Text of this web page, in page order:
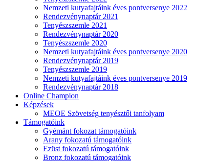
Nemzeti kutyafajtáink éves pontversenye 2022
Rendezvénynaptár 2021
Tenyészszemle 2021
Rendezvénynaptár 2020
Tenyészszemle 2020
Nemzeti kutyafajtáink éves pontversenye 2020
Rendezvénynaptár 2019
Tenyészszemle 2019
Nemzeti kutyafajtáink éves pontversenye 2019
Rendezvénynaptár 2018
Online Champion
Képzések
MEOE Szövetség tenyésztői tanfolyam
Támogatóink
Gyémánt fokozat támogatóink
Arany fokozatú támogatóink
Ezüst fokozatú támogatóink
Bronz fokozatú támogatóink